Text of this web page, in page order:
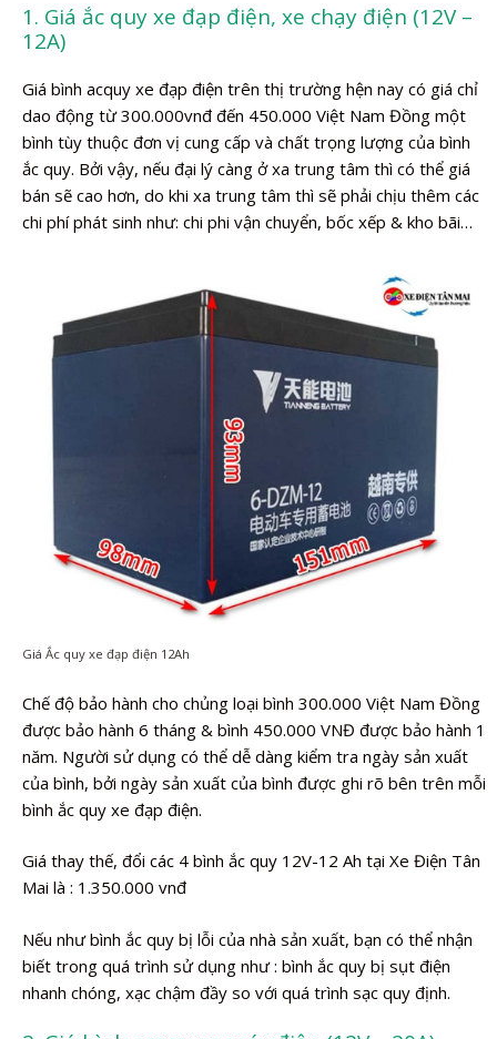
1. Giá ắc quy xe đạp điện, xe chạy điện (12V –
12A)
Giá bình acquy xe đạp điện trên thị trường hện nay có giá chỉ
dao động từ 300.000vnđ đến 450.000 Việt Nam Đồng một
bình tùy thuộc đơn vị cung cấp và chất trọng lượng của bình
ắc quy. Bởi vậy, nếu đại lý càng ở xa trung tâm thì có thể giá
bán sẽ cao hơn, do khi xa trung tâm thì sẽ phải chịu thêm các
chi phí phát sinh như: chi phi vận chuyển, bốc xếp & kho bãi…
Giá Ắc quy xe đạp điện 12Ah
Chế độ bảo hành cho chủng loại bình 300.000 Việt Nam Đồng
được bảo hành 6 tháng & bình 450.000 VNĐ được bảo hành 1
năm. Người sử dụng có thể dễ dàng kiểm tra ngày sản xuất
của bình, bởi ngày sản xuất của bình được ghi rõ bên trên mỗi
bình ắc quy xe đạp điện.
Giá thay thế, đổi các 4 bình ắc quy 12V-12 Ah tại Xe Điện Tân
Mai là : 1.350.000 vnđ
Nếu như bình ắc quy bị lỗi của nhà sản xuất, bạn có thể nhận
biết trong quá trình sử dụng như : bình ắc quy bị sụt điện
nhanh chóng, xạc chậm đầy so với quá trình sạc quy định.